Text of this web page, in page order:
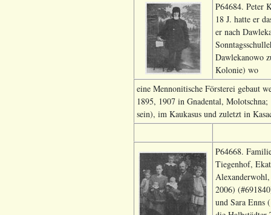
P64684. Peter
18 J. hatte er
er nach
Dawlekanowo
Kolonie) wo
eine Mennonitische Försterei gebaut
1895, 1907 in Gnadental,
sein), im Kaukasus und zuletzt in
P64668.
Tiegenhof,
2006)
und Sara Enns